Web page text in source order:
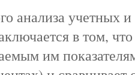
анализа учетных
в том,
им